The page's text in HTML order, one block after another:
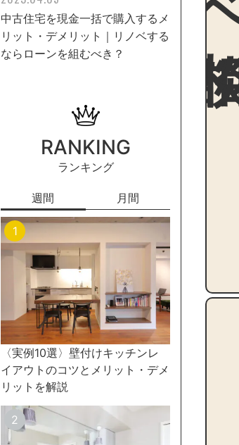
中古住宅を現金一括で購入するメ
リット・デメリット｜リノベする
ならローンを組むべき？
RANKING
ランキング
週間 月間
〈実例10選〉壁付けキッチンレ
イアウトのコツとメリット・デメ
リットを解説